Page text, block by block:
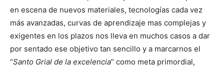
en escena de nuevos materiales, tecnologías cada vez
más avanzadas, curvas de aprendizaje mas complejas y
exigentes en los plazos nos lleva en muchos casos a dar
por sentado ese objetivo tan sencillo y a marcarnos el
“Santo Grial de la excelencia” como meta primordial,